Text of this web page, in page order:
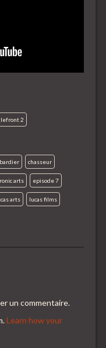
2
chasseur
arts episode 7
arts lucas films
un commentaire.
Learn how your